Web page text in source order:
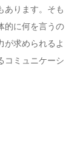
あります。そも
的に何を言うの
が求められるよ
コミュニケーシ